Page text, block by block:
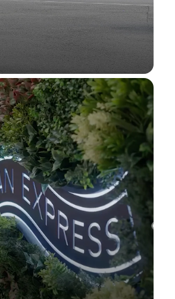
فورمولا 1®
استمتع بتجارب تفاعلية
مختارة، تذاكر البيع المُسبق ®Amex Presale
اكتشف المزيد